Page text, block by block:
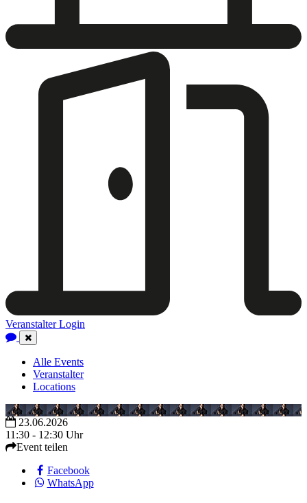
Veranstalter Login
Close
Navigation
Alle Events
Veranstalter
Locations
23.06.2026
11:30 - 12:30 Uhr
Event teilen
Facebook
WhatsApp